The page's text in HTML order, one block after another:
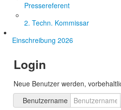
Pressereferent
2. Techn. Kommissar
Einschreibung 2026
Login
Neue Benutzer werden,
Benutzername